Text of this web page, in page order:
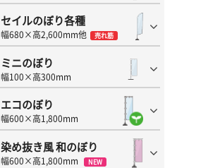
セイルのぼり各種
幅680×高2,600mm他 売れ筋
ミニのぼり
幅100×高300mm
エコのぼり
幅600×高1,800mm
染め抜き風 和のぼり
幅600×高1,800mm NEW